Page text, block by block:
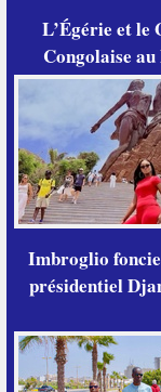
L’Égérie et le
Congolaise
Imbroglio
présidentiel